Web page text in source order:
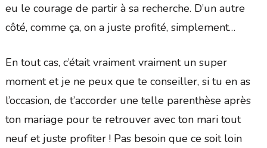
eu le courage de partir à sa recherche. D’un autre
côté, comme ça, on a juste profité, simplement…
En tout cas, c’était vraiment vraiment un super
moment et je ne peux que te conseiller, si tu en as
l’occasion, de t’accorder une telle parenthèse après
ton mariage pour te retrouver avec ton mari tout
neuf et juste profiter ! Pas besoin que ce soit loin